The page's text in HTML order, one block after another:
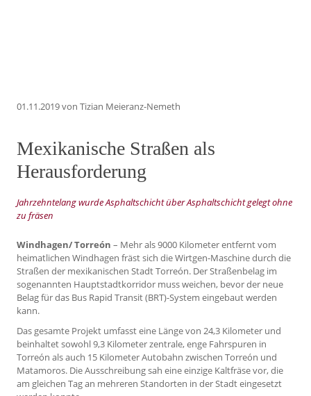
01.11.2019von Tizian Meieranz-Nemeth
Mexikanische Straßen als
Herausforderung
Jahrzehntelang wurde Asphaltschicht über Asphaltschicht gelegt ohne
zu fräsen
Windhagen/ Torreón – Mehr als 9000 Kilometer entfernt vom
heimatlichen Windhagen fräst sich die Wirtgen-Maschine durch die
Straßen der mexikanischen Stadt Torreón. Der Straßenbelag im
sogenannten Hauptstadtkorridor muss weichen, bevor der neue
Belag für das Bus Rapid Transit (BRT)-System eingebaut werden
kann.
Das gesamte Projekt umfasst eine Länge von 24,3 Kilometer und
beinhaltet sowohl 9,3 Kilometer zentrale, enge Fahrspuren in
Torreón als auch 15 Kilometer Autobahn zwischen Torreón und
Matamoros. Die Ausschreibung sah eine einzige Kaltfräse vor, die
am gleichen Tag an mehreren Standorten in der Stadt eingesetzt